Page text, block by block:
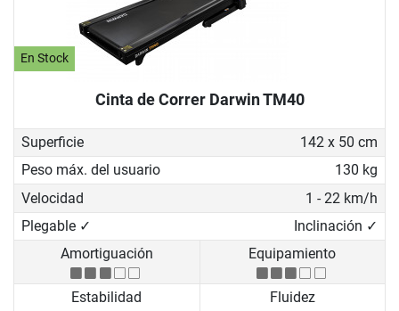
En Stock
Cinta de Correr Darwin TM40
Superficie
142 x 50 cm
Peso máx. del usuario
130 kg
Velocidad
1 - 22 km/h
Plegable ✓
Inclinación ✓
Amortiguación
Equipamiento
Estabilidad Fluidez